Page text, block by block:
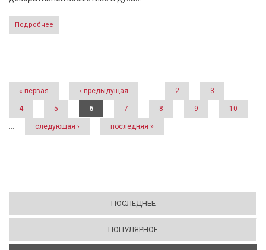
Подробнее
Страницы
« первая ‹ предыдущая … 2 3
4 5 6 7 8 9 10
… следующая › последняя »
ПОСЛЕДНЕЕ
ПОПУЛЯРНОЕ